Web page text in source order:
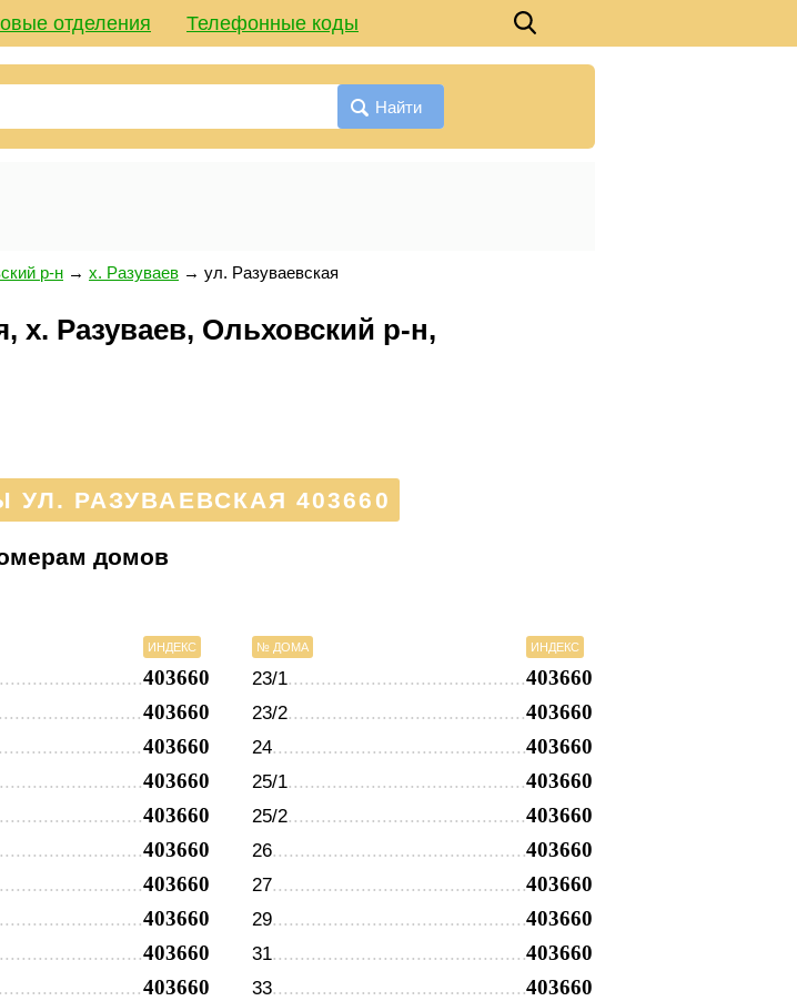
отделения Телефонные коды
Найти
р-н → х. Разуваев → ул. Разуваевская
х. Разуваев, Ольховский р-н,
РАЗУВАЕВСКАЯ 403660
домов
ИНДЕКС
403660
403660
403660
403660
403660
403660
403660
403660
403660
403660
№ ДОМА ИНДЕКС
23/1 403660
23/2 403660
24 403660
25/1 403660
25/2 403660
26 403660
27 403660
29 403660
31 403660
33 403660